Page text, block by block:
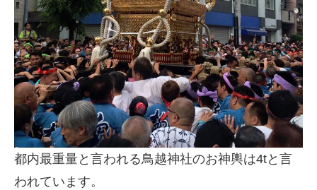
都内最重量と言われる鳥越神社のお神輿は4tと言
われています。